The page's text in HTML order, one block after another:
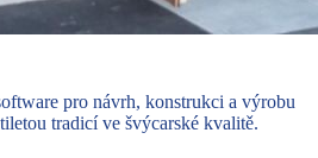
pro návrh, konstrukci a výrobu
tradicí ve švýcarské kvalitě.